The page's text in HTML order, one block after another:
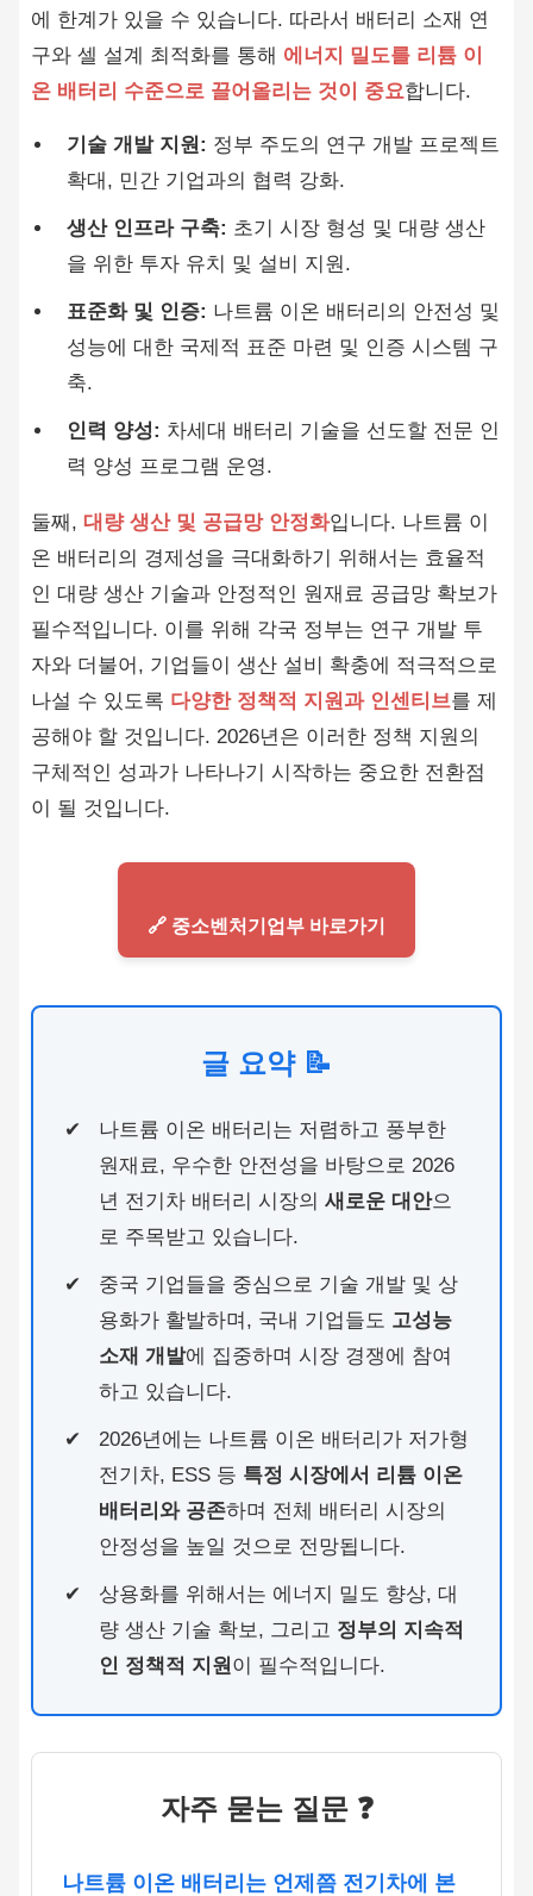
에 한계가 있을 수 있습니다. 따라서 배터리 소재 연
구와 셀 설계 최적화를 통해 에너지 밀도를 리튬 이
온 배터리 수준으로 끌어올리는 것이 중요합니다.
기술 개발 지원: 정부 주도의 연구 개발 프로젝트
확대, 민간 기업과의 협력 강화.
생산 인프라 구축: 초기 시장 형성 및 대량 생산
을 위한 투자 유치 및 설비 지원.
표준화 및 인증: 나트륨 이온 배터리의 안전성 및
성능에 대한 국제적 표준 마련 및 인증 시스템 구
축.
인력 양성: 차세대 배터리 기술을 선도할 전문 인
력 양성 프로그램 운영.
둘째, 대량 생산 및 공급망 안정화입니다. 나트륨 이
온 배터리의 경제성을 극대화하기 위해서는 효율적
인 대량 생산 기술과 안정적인 원재료 공급망 확보가
필수적입니다. 이를 위해 각국 정부는 연구 개발 투
자와 더불어, 기업들이 생산 설비 확충에 적극적으로
나설 수 있도록 다양한 정책적 지원과 인센티브를 제
공해야 할 것입니다. 2026년은 이러한 정책 지원의
구체적인 성과가 나타나기 시작하는 중요한 전환점
이 될 것입니다.
🔗 중소벤처기업부 바로가기
글 요약 📝
나트륨 이온 배터리는 저렴하고 풍부한
원재료, 우수한 안전성을 바탕으로 2026
년 전기차 배터리 시장의 새로운 대안으
로 주목받고 있습니다.
중국 기업들을 중심으로 기술 개발 및 상
용화가 활발하며, 국내 기업들도 고성능
소재 개발에 집중하며 시장 경쟁에 참여
하고 있습니다.
2026년에는 나트륨 이온 배터리가 저가형
전기차, ESS 등 특정 시장에서 리튬 이온
배터리와 공존하며 전체 배터리 시장의
안정성을 높일 것으로 전망됩니다.
상용화를 위해서는 에너지 밀도 향상, 대
량 생산 기술 확보, 그리고 정부의 지속적
인 정책적 지원 이 필수적입니다.
자주 묻는 질문 ❓
나트륨 이온 배터리는 언제쯤 전기차에 본